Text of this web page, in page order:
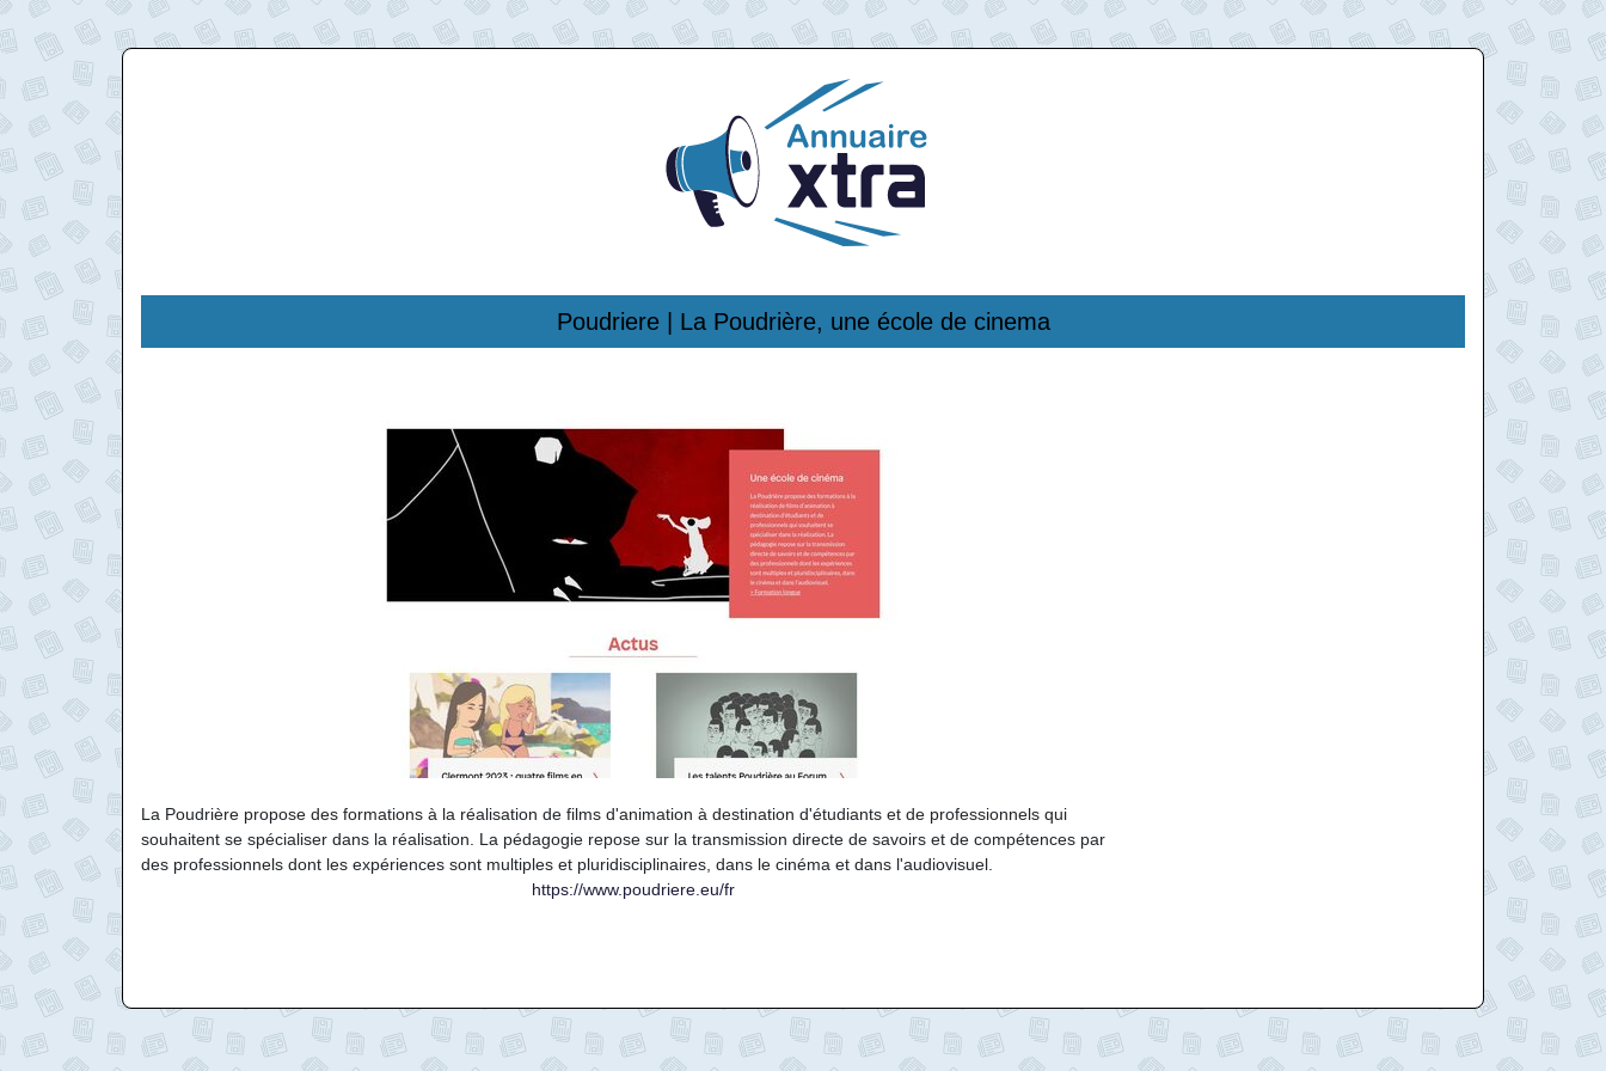
Poudriere | La Poudrière, une école de cinema
La Poudrière propose des formations à la réalisation de films d'animation à destination d'étudiants et de professionnels qui
souhaitent se spécialiser dans la réalisation. La pédagogie repose sur la transmission directe de savoirs et de compétences par
des professionnels dont les expériences sont multiples et pluridisciplinaires, dans le cinéma et dans l'audiovisuel.
https://www.poudriere.eu/fr